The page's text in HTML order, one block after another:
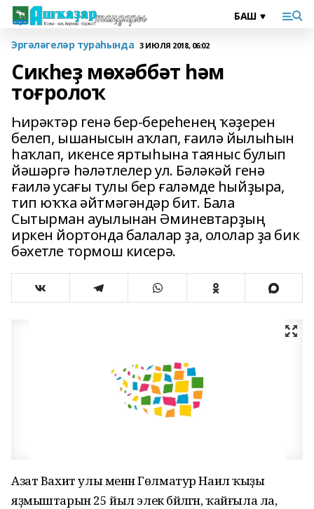
Эргәләгеләр тураһында 3 ИЮЛЯ 2018, 06:02
Сикһеҙ мөхәббәт һәм
тоғролоҡ
Һирәктәр генә бер-береһенең ҡәҙерен
белеп, ышанысын аҡлап, ғаилә йылыһын
һаҡлап, икенсе яртыһына таяныс булып
йәшәргә һәләтлелер ул. Бәләкәй генә
ғаилә усағы тулы бер ғаләмде һыйҙыра,
тип юҡҡа әйтмәгәндәр бит. Бала
Сытырман ауылынан Әминевтарҙың
иркен йортонда балалар ҙа, ололар ҙа бик
бәхетле тормош кисерә.
Азат Вахит улы менән Гөлматур Наил ҡыҙы
яҙмыштарын 25 йыл элек бәйләгән, ҡайғыла ла,